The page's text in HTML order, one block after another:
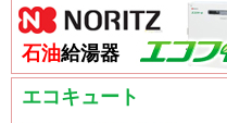
石油給湯器
エコキュート